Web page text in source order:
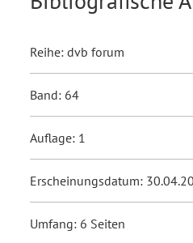
Reihe: dvb forum
Band: 64
Auflage: 1
Erscheinungsdatum:
Umfang: 6 Seiten